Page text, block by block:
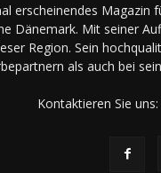
erscheinendes
Dänemark. Mit seiner
Region. Sein
als auch bei
Kontaktieren Sie uns: